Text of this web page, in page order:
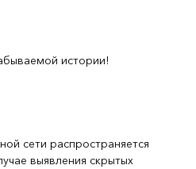
истории!
сети распространяется
выявления скрытых